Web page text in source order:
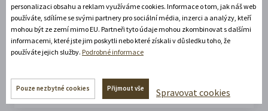
chaloupka@rml.cz
Jiráskova 133, 570 01 Litomyšl
kurátor sbírek: kartografie, numizmatika, faleristika,
filatelie, sfragistika, militária, technika, hodiny, doprava,
personalizaci obsahu a reklam využíváme cookies. Informace o tom, jak náš web
používáte, sdílíme se svými partnery pro sociální média, inzerci a analýzy, kteří
mohou být ze zemí mimo EU. Partneři tyto údaje mohou zkombinovat s dalšími
informacemi, které jste jim poskytli nebo které získali v důsledku toho, že
používáte jejich služby. Podrobné informace
Pouze nezbytné cookies Přijmout vše Spravovat cookies